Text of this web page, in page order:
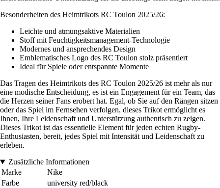
Besonderheiten des Heimtrikots RC Toulon 2025/26:
Leichte und atmungsaktive Materialien
Stoff mit Feuchtigkeitsmanagement-Technologie
Modernes und ansprechendes Design
Emblematisches Logo des RC Toulon stolz präsentiert
Ideal für Spiele oder entspannte Momente
Das Tragen des Heimtrikots des RC Toulon 2025/26 ist mehr als nur
eine modische Entscheidung, es ist ein Engagement für ein Team, das
die Herzen seiner Fans erobert hat. Egal, ob Sie auf den Rängen sitzen
oder das Spiel im Fernsehen verfolgen, dieses Trikot ermöglicht es
Ihnen, Ihre Leidenschaft und Unterstützung authentisch zu zeigen.
Dieses Trikot ist das essentielle Element für jeden echten Rugby-
Enthusiasten, bereit, jedes Spiel mit Intensität und Leidenschaft zu
erleben.
Zusätzliche Informationen
Marke
Nike
Farbe
university red/black